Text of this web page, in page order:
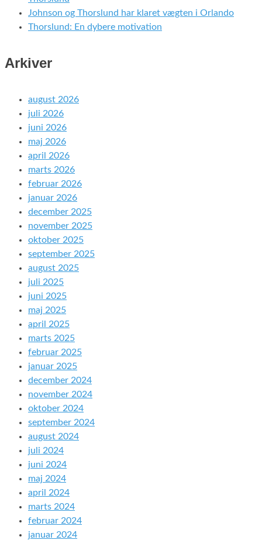
Johnson og Thorslund har klaret vægten i Orlando
Thorslund: En dybere motivation
Arkiver
august 2026
juli 2026
juni 2026
maj 2026
april 2026
marts 2026
februar 2026
januar 2026
december 2025
november 2025
oktober 2025
september 2025
august 2025
juli 2025
juni 2025
maj 2025
april 2025
marts 2025
februar 2025
januar 2025
december 2024
november 2024
oktober 2024
september 2024
august 2024
juli 2024
juni 2024
maj 2024
april 2024
marts 2024
februar 2024
januar 2024